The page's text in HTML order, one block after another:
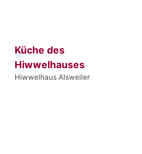
Küche des
Hiwwelhauses
Hiwwelhaus Alsweiler